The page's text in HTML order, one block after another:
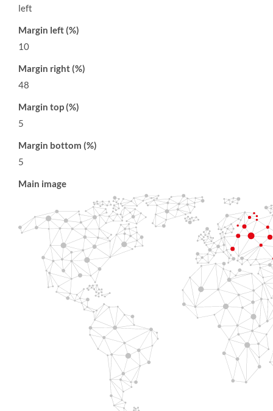
left
Margin left (%)
10
Margin right (%)
48
Margin top (%)
5
Margin bottom (%)
5
Main image